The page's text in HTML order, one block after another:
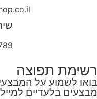
רשימת תפוצה
בואו לשמוע על
מבצעים בלעדיים למייל